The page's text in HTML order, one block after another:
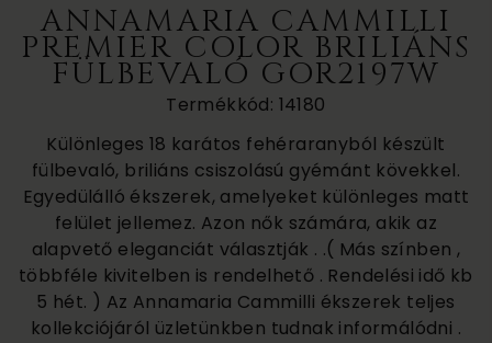
ANNAMARIA CAMMILLI
PREMIER COLOR BRILIÁNS
FÜLBEVALÓ GOR2197W
Termékkód: 14180
Különleges 18 karátos fehéraranyból készült
fülbevaló, briliáns csiszolású gyémánt kövekkel.
Egyedülálló ékszerek, amelyeket különleges matt
felület jellemez. Azon nők számára, akik az
alapvető eleganciát választják . .( Más színben ,
többféle kivitelben is rendelhető . Rendelési idő kb
5 hét. ) Az Annamaria Cammilli ékszerek teljes
kollekciójáról üzletünkben tudnak informálódni .